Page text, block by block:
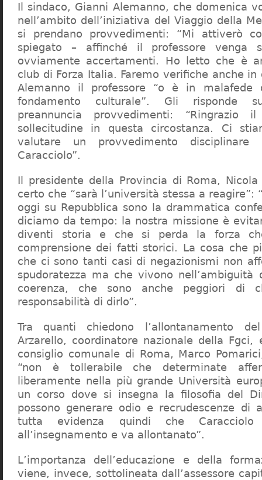
Il sindaco, Gianni Alemanno, che domenica
nell’ambito dell’iniziativa del Viaggio della
si prendano provvedimenti: “Mi attiverò
spiegato – affinché il professore venga
ovviamente accertamenti. Ho letto che è
club di Forza Italia. Faremo verifiche anche in
Alemanno il professore “o è in malafede
fondamento culturale”. Gli risponde
preannuncia provvedimenti:
sollecitudine in questa circostanza. Ci
valutare un provvedimento
Caracciolo”.
Il presidente della Provincia di Roma,
certo che “sarà l’università stessa a reagire”:
oggi su Repubblica sono la drammatica
diciamo da tempo: la nostra missione è
diventi storia e che si perda la forza
comprensione dei fatti storici. La cosa che
che ci sono tanti casi di negazionismi non
spudoratezza ma che vivono nell’ambiguità
coerenza, che sono anche peggiori di
responsabilità di dirlo”.
Tra quanti chiedono l’allontanamento
Arzarello, coordinatore nazionale della
consiglio comunale di Roma, Marco
“non è tollerabile che determinate
liberamente nella più grande Università
un corso dove si insegna la filosofia del
possono generare odio e recrudescenze di
tutta evidenza quindi che
all’insegnamento e va allontanato”.
L’importanza dell’educazione e della
viene, invece, sottolineata dall’assessore